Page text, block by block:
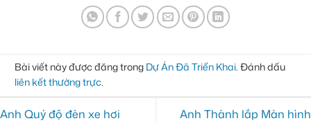
Bài viết này được đăng trong Dự Án Đã Triển Khai. Đánh dấu
liên kết thường trực.
Anh Quý độ đèn xe hơi
Anh Thành lắp Màn hình